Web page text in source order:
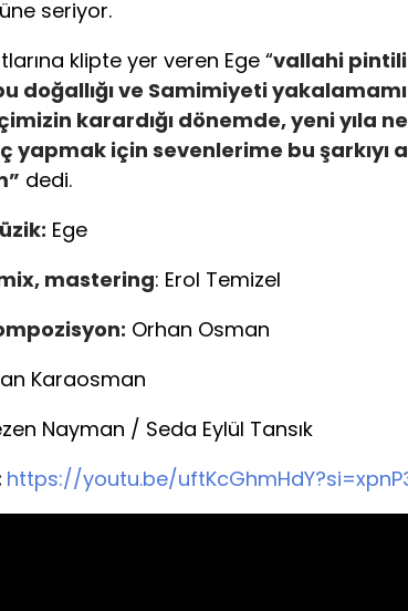
seriyor.
klipte yer veren Ege “vallahi
doğallığı ve Samimiyeti
karardığı dönemde, yeni yıla
yapmak için sevenlerime bu şarkıyı
dedi.
Ege
mastering: Erol Temizel
Orhan Osman
Karaosman
Nayman / Seda Eylül Tansık
https://youtu.be/